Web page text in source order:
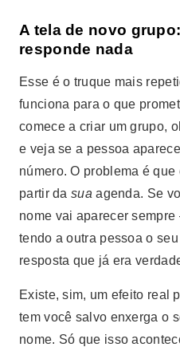
A tela de novo
responde nada
Esse é o truque mais
funciona para o que
comece a criar um grupo,
e veja se a pessoa
número. O problema é
partir da sua agenda. Se
nome vai aparecer
tendo a outra pessoa o
resposta que já era
Existe, sim, um efeito real
tem você salvo enxerga o
nome. Só que isso